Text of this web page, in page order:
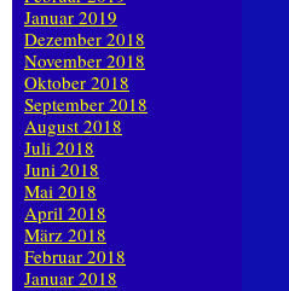
Januar 2019
Dezember 2018
November 2018
Oktober 2018
September 2018
August 2018
Juli 2018
Juni 2018
Mai 2018
April 2018
März 2018
Februar 2018
Januar 2018